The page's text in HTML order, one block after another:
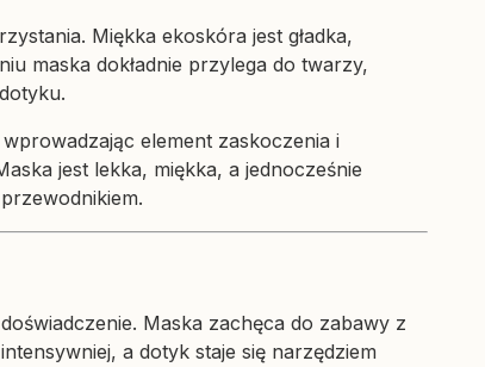
Miękka ekoskóra jest gładka,
maska dokładnie przylega do twarzy,
element zaskoczenia i
jest lekka, miękka, a jednocześnie
Maska zachęca do zabawy z
a dotyk staje się narzędziem